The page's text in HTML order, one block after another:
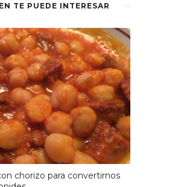
TE PUEDE INTERESAR
chorizo para convertirnos